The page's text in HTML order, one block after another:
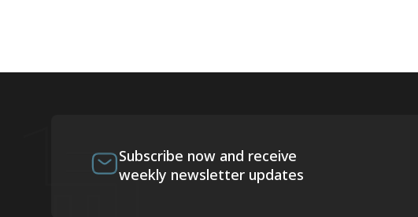
Subscribe now and receive
weekly newsletter updates